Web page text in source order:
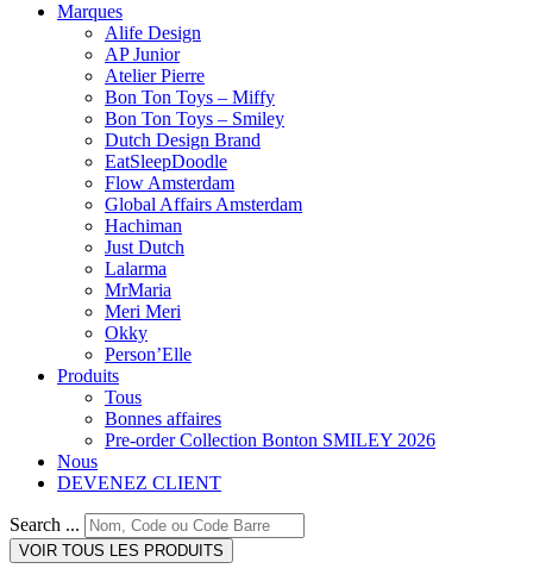
Marques
Alife Design
AP Junior
Atelier Pierre
Bon Ton Toys – Miffy
Bon Ton Toys – Smiley
Dutch Design Brand
EatSleepDoodle
Flow Amsterdam
Global Affairs Amsterdam
Hachiman
Just Dutch
Lalarma
MrMaria
Meri Meri
Okky
Person’Elle
Produits
Tous
Bonnes affaires
Pre-order Collection Bonton SMILEY 2026
Nous
DEVENEZ CLIENT
Search ...
VOIR TOUS LES PRODUITS